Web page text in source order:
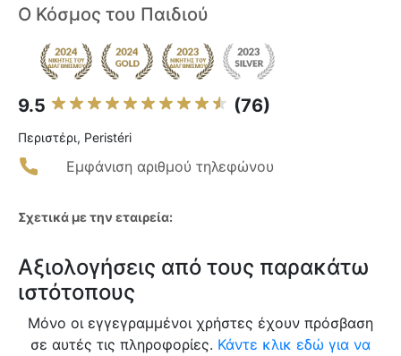
Ο Κόσμος του Παιδιού
9.5 (76)
Περιστέρι, Peristéri
Εμφάνιση αριθμού τηλεφώνου
Σχετικά με την εταιρεία:
Αξιολογήσεις από τους παρακάτω
ιστότοπους
Μόνο οι εγγεγραμμένοι χρήστες έχουν πρόσβαση
σε αυτές τις πληροφορίες. Κάντε κλικ εδώ για να